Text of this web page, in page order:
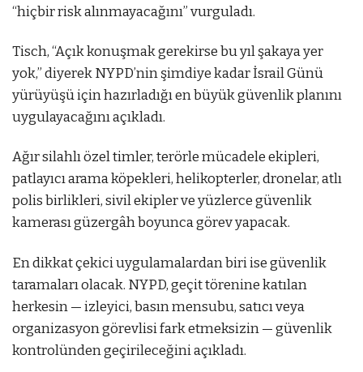
“hiçbir risk alınmayacağını” vurguladı.
Tisch, “Açık konuşmak gerekirse bu yıl şakaya yer
yok,” diyerek NYPD’nin şimdiye kadar İsrail Günü
yürüyüşü için hazırladığı en büyük güvenlik planını
uygulayacağını açıkladı.
Ağır silahlı özel timler, terörle mücadele ekipleri,
patlayıcı arama köpekleri, helikopterler, dronelar, atlı
polis birlikleri, sivil ekipler ve yüzlerce güvenlik
kamerası güzergâh boyunca görev yapacak.
En dikkat çekici uygulamalardan biri ise güvenlik
taramaları olacak. NYPD, geçit törenine katılan
herkesin — izleyici, basın mensubu, satıcı veya
organizasyon görevlisi fark etmeksizin — güvenlik
kontrolünden geçirileceğini açıkladı.